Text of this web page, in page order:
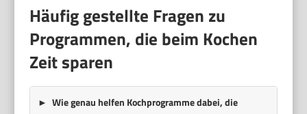
Häufig gestellte Fragen zu
Programmen, die beim Kochen
Zeit sparen
Wie genau helfen Kochprogramme dabei, die